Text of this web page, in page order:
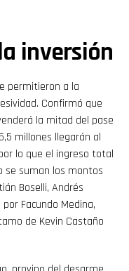
inversión
permitieron a la
Confirmó que
la mitad del pase
millones llegarán al
lo que el ingreso total
se suman los montos
Boselli, Andrés
Facundo Medina,
de Kevin Castaño